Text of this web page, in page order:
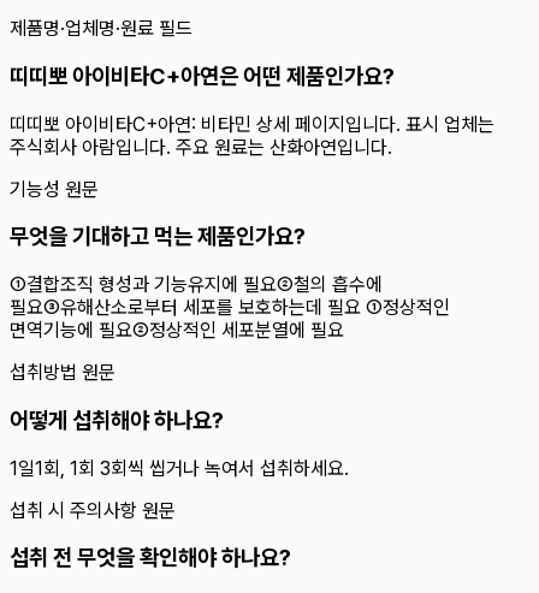
제품명·업체명·원료 필드
띠띠뽀 아이비타C+아연은 어떤 제품인가요?
띠띠뽀 아이비타C+아연: 비타민 상세 페이지입니다. 표시 업체는
주식회사 아람입니다. 주요 원료는 산화아연입니다.
기능성 원문
무엇을 기대하고 먹는 제품인가요?
①결합조직 형성과 기능유지에 필요②철의 흡수에
필요③유해산소로부터 세포를 보호하는데 필요 ①정상적인
면역기능에 필요②정상적인 세포분열에 필요
섭취방법 원문
어떻게 섭취해야 하나요?
1일1회, 1회 3회씩 씹거나 녹여서 섭취하세요.
섭취 시 주의사항 원문
섭취 전 무엇을 확인해야 하나요?